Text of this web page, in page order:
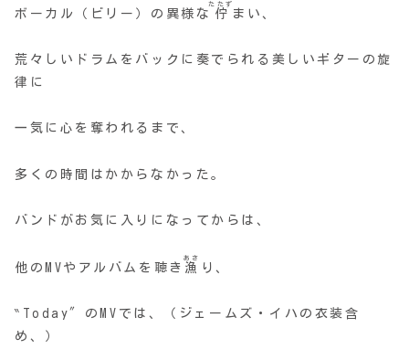
ボーカル（ビリー）の異様な 佇
たたず
まい、
荒々しいドラムをバックに奏でられる美しいギターの旋
律に
一気に心を奪われるまで、
多くの時間はかからなかった。
バンドがお気に入りになってからは、
他のMVやアルバムを聴き 漁
あさ
り、
‶Today″のMVでは、（ジェームズ・イハの衣装含
め、）